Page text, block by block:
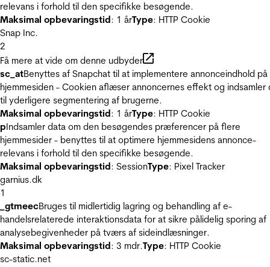
relevans i forhold til den specifikke besøgende.
Maksimal opbevaringstid: 1 årType: HTTP Cookie
Snap Inc.
2
Få mere at vide om denne udbyder
sc_atBenyttes af Snapchat til at implementere annonceindhold på
hjemmesiden - Cookien aflæser annoncernes effekt og indsamler
til yderligere segmentering af brugerne.
Maksimal opbevaringstid: 1 årType: HTTP Cookie
pIndsamler data om den besøgendes præferencer på flere
hjemmesider - benyttes til at optimere hjemmesidens annonce-
relevans i forhold til den specifikke besøgende.
Maksimal opbevaringstid: SessionType: Pixel Tracker
garnius.dk
1
_gtmeecBruges til midlertidig lagring og behandling af e-
handelsrelaterede interaktionsdata for at sikre pålidelig sporing af
analysebegivenheder på tværs af sideindlæsninger.
Maksimal opbevaringstid: 3 mdr.Type: HTTP Cookie
sc-static.net